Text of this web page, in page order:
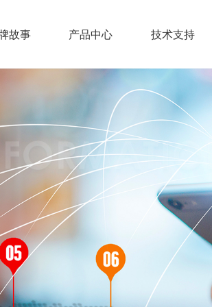
故事 产品中心 技术支持